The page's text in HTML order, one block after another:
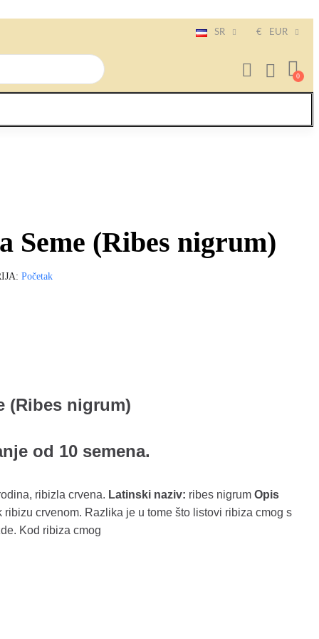
SR € EUR
Seme (Ribes nigrum)
Početak
(Ribes nigrum)
od 10 semena.
ribizla crvena. Latinski naziv: ribes nigrum Opis
crvenom. Razlika je u tome što listovi ribiza cmog s
Kod ribiza cmog